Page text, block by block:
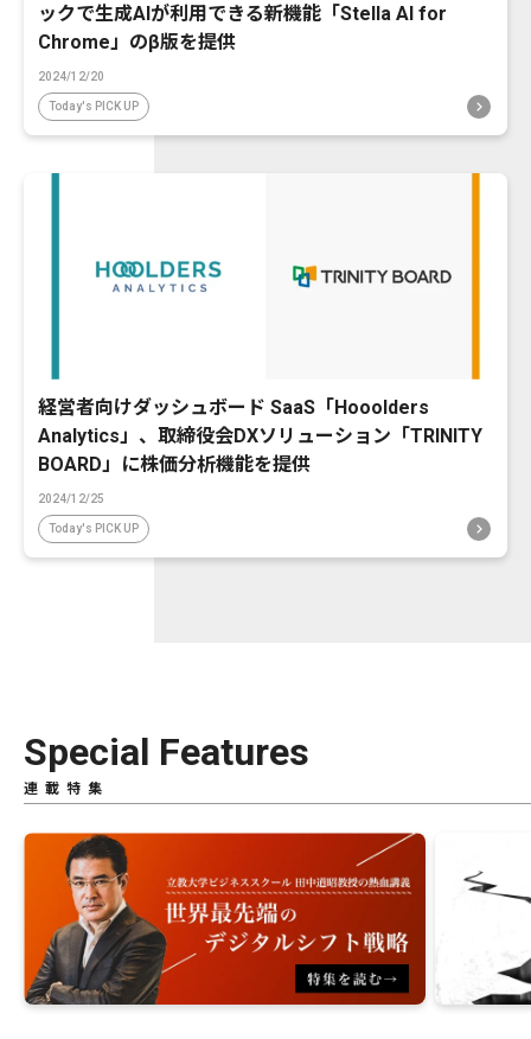
ックで生成AIが利用できる新機能「Stella AI for
Chrome」のβ版を提供
2024/12/20
Today's PICK UP
経営者向けダッシュボード SaaS「Hooolders
Analytics」、取締役会DXソリューション「TRINITY
BOARD」に株価分析機能を提供
2024/12/25
Today's PICK UP
Special Features
連載特集